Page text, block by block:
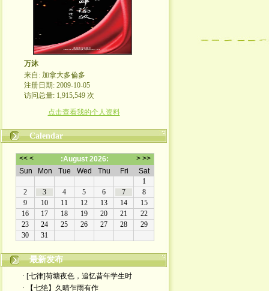
万沐
来自: 加拿大多倫多
注册日期: 2009-10-05
访问总量: 1,915,549 次
点击查看我的个人资料
Calendar
最新发布
· [七律]荷塘夜色，追忆昔年学生时
· 【七绝】久晴乍雨有作